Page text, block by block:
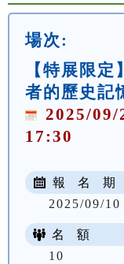
場次:
【特展限
者的歷史記
2025/09/
17:30
報 名 期
2025/09/
名 額
10